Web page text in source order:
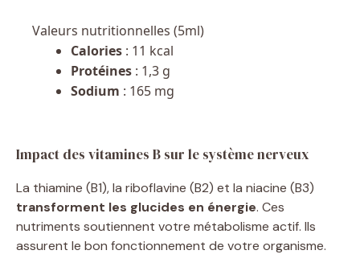
Valeurs nutritionnelles (5ml)
Calories : 11 kcal
Protéines : 1,3 g
Sodium : 165 mg
Impact des vitamines B sur le système nerveux
La thiamine (B1), la riboflavine (B2) et la niacine (B3)
transforment les glucides en énergie. Ces
nutriments soutiennent votre métabolisme actif. Ils
assurent le bon fonctionnement de votre organisme.